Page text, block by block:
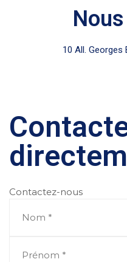
10 All. Georges
Contactez-nous